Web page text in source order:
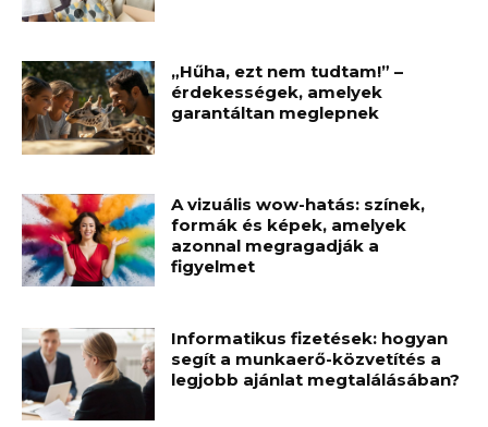
„Hűha, ezt nem tudtam!” –
érdekességek, amelyek
garantáltan meglepnek
A vizuális wow-hatás: színek,
formák és képek, amelyek
azonnal megragadják a
figyelmet
Informatikus fizetések: hogyan
segít a munkaerő-közvetítés a
legjobb ajánlat megtalálásában?